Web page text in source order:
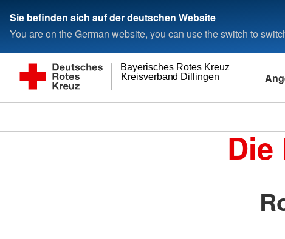
Sie befinden sich auf der deutschen Website
You are on the German website, you can use the switch to
Kreisverband Dillingen
Bayerisches Rotes Kreuz
Die